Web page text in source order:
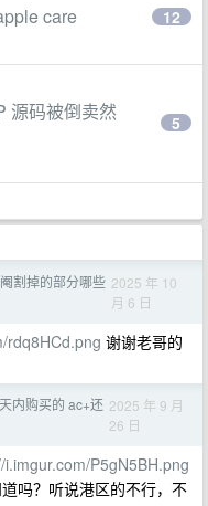
care 12
源码被倒卖然
5
割掉的部分哪些 2025 年 10
月 6 日
rdq8HCd.png 谢谢老哥的
内购买的 ac+还 2025 年 9 月
26 日
i.imgur.com/P5gN5BH.png
吗？听说港区的不行，不